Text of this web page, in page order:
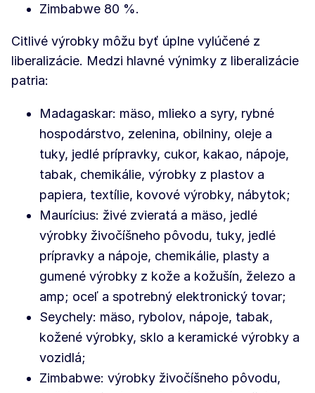
Zimbabwe 80 %.
Citlivé výrobky môžu byť úplne vylúčené z
liberalizácie. Medzi hlavné výnimky z liberalizácie
patria:
Madagaskar: mäso, mlieko a syry, rybné
hospodárstvo, zelenina, obilniny, oleje a
tuky, jedlé prípravky, cukor, kakao, nápoje,
tabak, chemikálie, výrobky z plastov a
papiera, textílie, kovové výrobky, nábytok;
Maurícius: živé zvieratá a mäso, jedlé
výrobky živočíšneho pôvodu, tuky, jedlé
prípravky a nápoje, chemikálie, plasty a
gumené výrobky z kože a kožušín, železo a
amp; oceľ a spotrebný elektronický tovar;
Seychely: mäso, rybolov, nápoje, tabak,
kožené výrobky, sklo a keramické výrobky a
vozidlá;
Zimbabwe: výrobky živočíšneho pôvodu,